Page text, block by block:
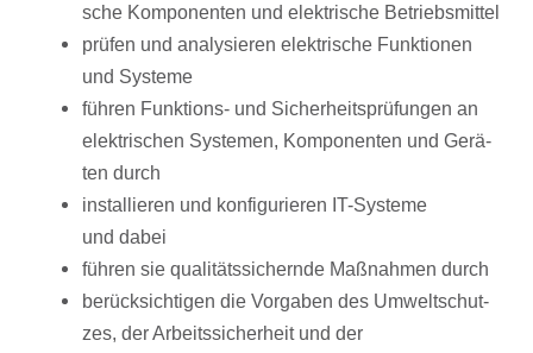
sche Kompo­nen­ten und elek­tri­sche Betriebsmittel
prüfen und analy­sie­ren elek­tri­sche Funk­tio­nen
und Systeme
führen Funk­ti­ons- und Sicher­heits­prü­fun­gen an
elek­tri­schen Syste­men, Kompo­nen­ten und Gerä­
ten durch
instal­lie­ren und konfi­gu­rie­ren IT-Systeme
und dabei
führen sie quali­täts­si­chernde Maßnah­men durch
berück­sich­ti­gen die Vorga­ben des Umwelt­schut­
zes, der Arbeits­si­cher­heit und der